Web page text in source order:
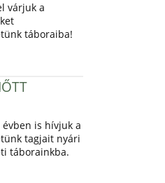
várjuk a
táboraiba!
évben is hívjuk a
tagjait nyári
táborainkba.